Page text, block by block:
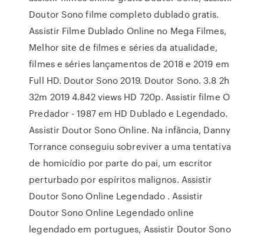
Doutor Sono filme completo dublado gratis.
Assistir Filme Dublado Online no Mega Filmes,
Melhor site de filmes e séries da atualidade,
filmes e séries lançamentos de 2018 e 2019 em
Full HD. Doutor Sono 2019. Doutor Sono. 3.8 2h
32m 2019 4.842 views HD 720p. Assistir filme O
Predador - 1987 em HD Dublado e Legendado.
Assistir Doutor Sono Online. Na infância, Danny
Torrance conseguiu sobreviver a uma tentativa
de homicídio por parte do pai, um escritor
perturbado por espíritos malignos. Assistir
Doutor Sono Online Legendado . Assistir
Doutor Sono Online Legendado online
legendado em portugues, Assistir Doutor Sono